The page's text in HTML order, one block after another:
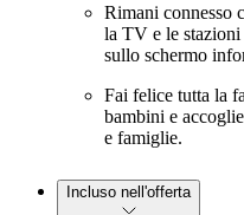
Rimani connesso
la TV e le
sullo schermo
Fai felice tutta la
bambini e
e famiglie.
Incluso nell'offerta